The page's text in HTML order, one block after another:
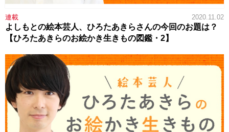
連載 2020.11.02
よしもとの絵本芸人、ひろたあきらさんの今回のお題は？
【ひろたあきらのお絵かき生きもの図鑑・2】